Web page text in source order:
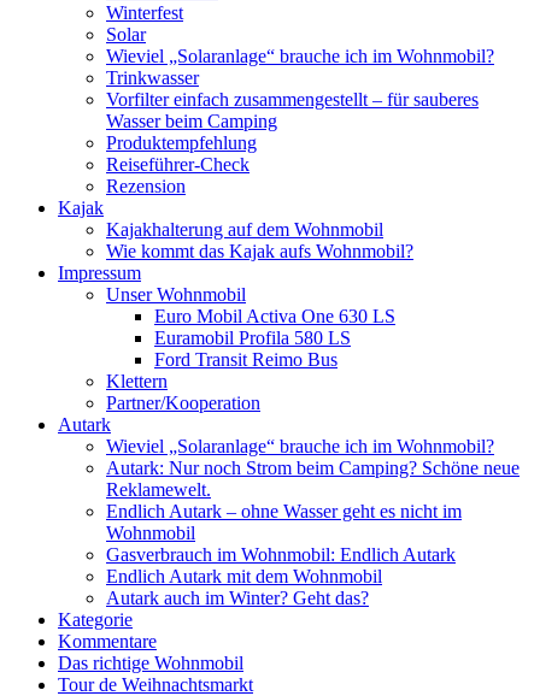
Winterfest
Solar
Wieviel „Solaranlage“ brauche ich im Wohnmobil?
Trinkwasser
Vorfilter einfach zusammengestellt – für sauberes
Wasser beim Camping
Produktempfehlung
Reiseführer-Check
Rezension
Kajak
Kajakhalterung auf dem Wohnmobil
Wie kommt das Kajak aufs Wohnmobil?
Impressum
Unser Wohnmobil
Euro Mobil Activa One 630 LS
Euramobil Profila 580 LS
Ford Transit Reimo Bus
Klettern
Partner/Kooperation
Autark
Wieviel „Solaranlage“ brauche ich im Wohnmobil?
Autark: Nur noch Strom beim Camping? Schöne neue
Reklamewelt.
Endlich Autark – ohne Wasser geht es nicht im
Wohnmobil
Gasverbrauch im Wohnmobil: Endlich Autark
Endlich Autark mit dem Wohnmobil
Autark auch im Winter? Geht das?
Kategorie
Kommentare
Das richtige Wohnmobil
Tour de Weihnachtsmarkt